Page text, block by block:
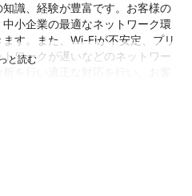
識、経験が豊富です。お客様の
小企業の最適なネットワーク環
す。また、Wi-Fiが不安定、プリ
ワークが遅いなどのネットワー
を最適なものにするお手伝いを
系、ホームページ開発、Webアプ
、CGI、MySQL、DNS、Postfix/